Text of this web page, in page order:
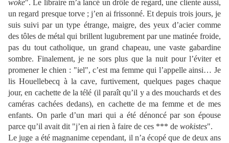
woke". Le libraire m’a lancé un drôle de regard, une cliente aussi,
un regard presque torve ; j’en ai frissonné. Et depuis trois jours, je
suis suivi par un type étrange, maigre, des yeux d’acier comme
des tôles de métal qui brillent lugubrement par une matinée froide,
pas du tout catholique, un grand chapeau, une vaste gabardine
sombre. Finalement, je ne sors plus que la nuit pour l’éviter et
promener le chien : "iel", c’est ma femme qui l’appelle ainsi… Je
lis Houellebecq à la cave, furtivement, quelques pages chaque
jour, en cachette de la télé (il paraît qu’il y a des mouchards et des
caméras cachées dedans), en cachette de ma femme et de mes
enfants. On parle d’un mari qui a été dénoncé par son épouse
parce qu’il avait dit "j’en ai rien à faire de ces *** de wokistes".
Le juge a été magnanime cependant, il n’a écopé que de deux ans